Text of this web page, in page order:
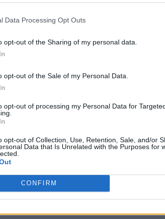
Data Processing Opt Outs
opt-out of the Sharing of my personal data.
opt-out of the Sale of my Personal Data.
opt-out of processing my Personal Data for
opt-out of Collection, Use, Retention, Sale, and/or
Data that Is Unrelated with the Purposes for
CONFIRM
Milan
Milan -
Venezia